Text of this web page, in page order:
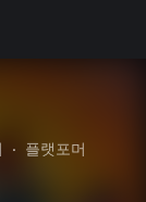
• 플랫포머